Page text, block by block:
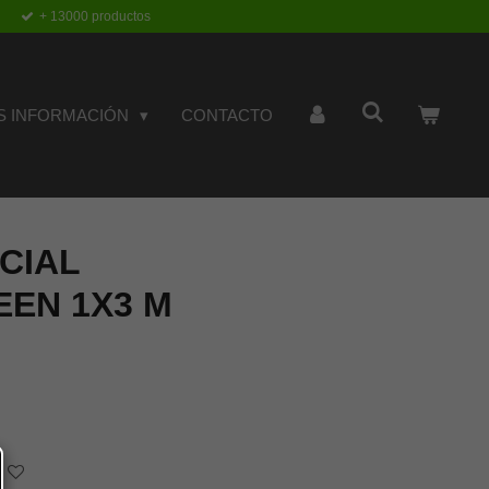
+ 13000 productos
INFORMACIÓN CONTACTO
1X3 M